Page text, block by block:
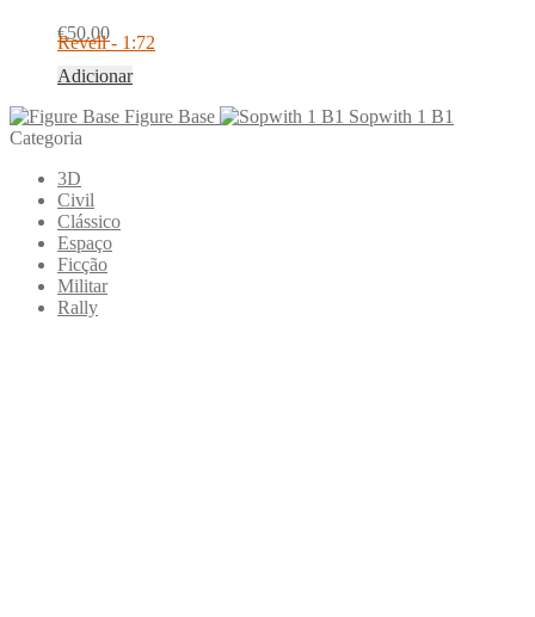
€50.00
Revell - 1:72
Adicionar
Figure Base
Sopwith 1 B1
Categoria
3D
Civil
Clássico
Espaço
Ficção
Militar
Rally